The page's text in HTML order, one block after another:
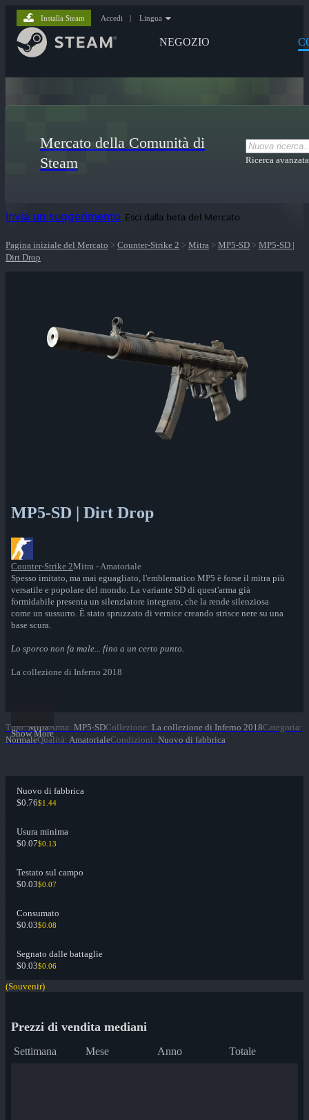
NEGOZIO
Installa Steam Accedi | Lingua
Mercato della Comunità di
Steam
Ricerca avanzata
Invia un suggerimento Esci dalla beta del Mercato
Pagina iniziale del Mercato > Counter-Strike 2 > Mitra > MP5-SD > MP5-SD |
Dirt Drop
MP5-SD | Dirt Drop
Counter-Strike 2Mitra - Amatoriale
Spesso imitato, ma mai eguagliato, l'emblematico MP5 è forse il mitra più
versatile e popolare del mondo. La variante SD di quest'arma già
formidabile presenta un silenziatore integrato, che la rende silenziosa
come un sussurro. È stato spruzzato di vernice creando strisce nere su una
base scura.
Lo sporco non fa male... fino a un certo punto.
La collezione di Inferno 2018
Show More
Tipo: MitraArma: MP5-SDCollezione: La collezione di Inferno 2018Categoria:
NormaleQualità: AmatorialeCondizioni: Nuovo di fabbrica
Nuovo di fabbrica
$0.76$1.44
Usura minima
$0.07$0.13
Testato sul campo
$0.03$0.07
Consumato
$0.03$0.08
Segnato dalle battaglie
$0.03$0.06
(Souvenir)
Prezzi di vendita mediani
Settimana Mese Anno Totale